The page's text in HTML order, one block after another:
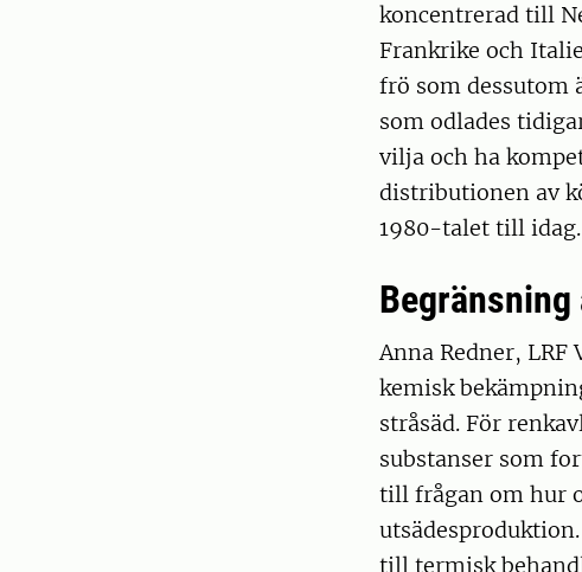
koncentrerad till
Frankrike och
frö som dessutom
som odlades
vilja och ha
distributionen av
1980-talet till idag.
Anna Redner,
kemisk
stråsäd. För
substanser som
till frågan om hur
till termisk